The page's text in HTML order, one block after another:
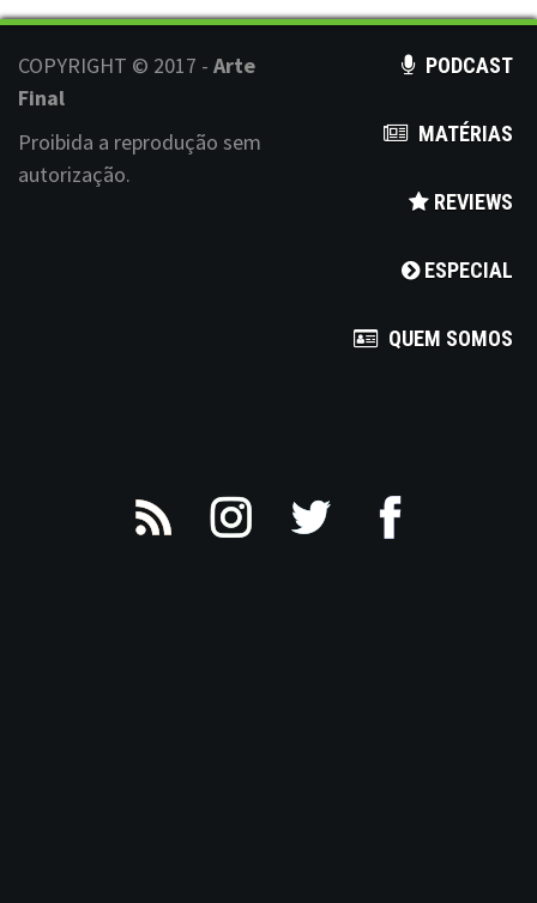
COPYRIGHT © 2017 - Arte
Final
Proibida a reprodução sem
autorização.
PODCAST
MATÉRIAS
REVIEWS
ESPECIAL
QUEM SOMOS